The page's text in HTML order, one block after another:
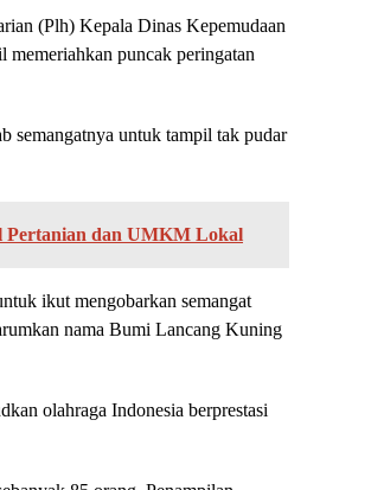
(Plh) Kepala Dinas Kepemudaan
puncak peringatan
semangatnya untuk tampil tak pudar
Pertanian dan UMKM Lokal
ikut mengobarkan semangat
nama Bumi Lancang Kuning
olahraga Indonesia berprestasi